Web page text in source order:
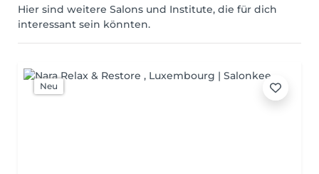
Hier sind weitere Salons und Institute, die für dich
interessant sein könnten.
Neu